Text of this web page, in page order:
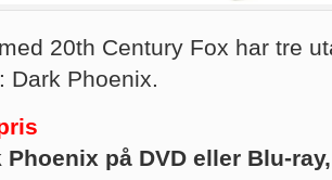
20th Century Fox har tre
Dark Phoenix.
Phoenix på DVD eller Blu-ray